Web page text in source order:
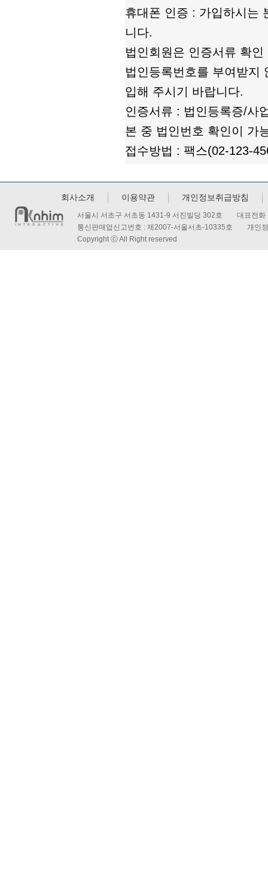
휴대폰 인증 : 가입하시는
니다.
법인회원은 인증서류 확
법인등록번호를 부여받지
입해 주시기 바랍니다.
인증서류 : 법인등록증/사
본 중 법인번호 확인이 가
접수방법 : 팩스(02-123-
회사소개 이용약관 개인정보취급방침
서울시 서초구 서초동 1431-9 서진빌딩 302호 대표
통신판매업신고번호 : 제2007-서울서초-10335호 개인정
Copyright ⓒ All Right reserved